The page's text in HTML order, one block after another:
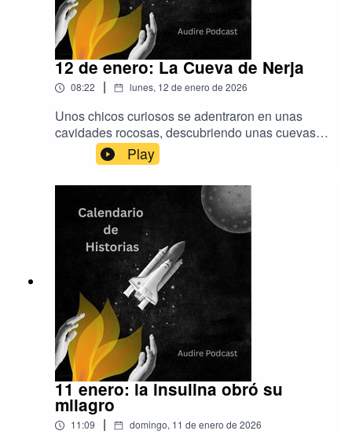
12 de enero: La Cueva de Nerja
08:22 | lunes, 12 de enero de 2026
Unos chicos curiosos se adentraron en unas
cavidades rocosas, descubriendo unas cuevas
fabulosas. Esta es la historia de cómo fue el
descubrimiento y de todo lo que se ha
encontrado.La música es de Aser Rodríguez y
EpidemicSoundLa producción es de Audire
Podcastwww.audirepodcast.com
Play
11 enero: la insulina obró su
milagro
11:09 | domingo, 11 de enero de 2026